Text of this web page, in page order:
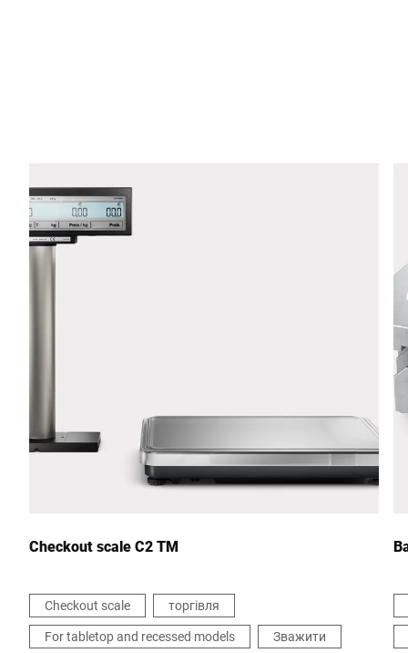
Вулиця *
Поштовий індекс *
Ваше повідомлення *
Я підтверджую, що я погоджуюся з використанням своїх
Checkout scale C2 TM
Checkout scale
торгівля
For tabletop and recessed models
Зважити